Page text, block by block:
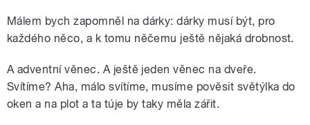
Málem bych zapomněl na dárky: dárky musí být, pro
každého něco, a k tomu něčemu ještě nějaká drobnost.
A adventní věnec. A ještě jeden věnec na dveře.
Svítíme? Aha, málo svítíme, musíme pověsit světýlka do
oken a na plot a ta túje by taky měla zářit.